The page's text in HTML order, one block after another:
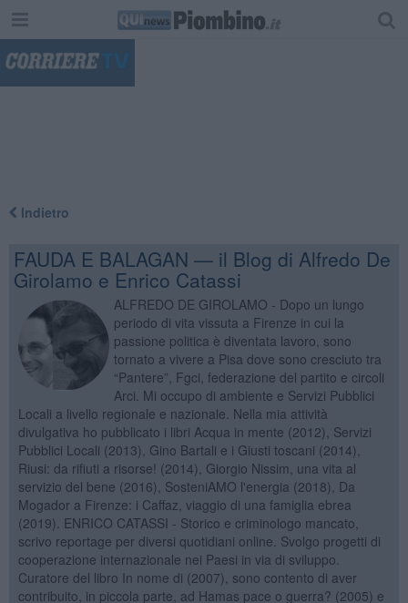
Indietro
FAUDA E BALAGAN — il Blog di Alfredo De
Girolamo e Enrico Catassi
ALFREDO DE GIROLAMO - Dopo un lungo
periodo di vita vissuta a Firenze in cui la
passione politica è diventata lavoro, sono
tornato a vivere a Pisa dove sono cresciuto tra
“Pantere”, Fgci, federazione del partito e circoli
Arci. Mi occupo di ambiente e Servizi Pubblici
Locali a livello regionale e nazionale. Nella mia attività
divulgativa ho pubblicato i libri Acqua in mente (2012), Servizi
Pubblici Locali (2013), Gino Bartali e i Giusti toscani (2014),
Riusi: da rifiuti a risorse! (2014), Giorgio Nissim, una vita al
servizio del bene (2016), SosteniAMO l'energia (2018), Da
Mogador a Firenze: i Caffaz, viaggio di una famiglia ebrea
(2019). ENRICO CATASSI - Storico e criminologo mancato,
scrivo reportage per diversi quotidiani online. Svolgo progetti di
cooperazione internazionale nei Paesi in via di sviluppo.
Curatore del libro In nome di (2007), sono contento di aver
contribuito, in piccola parte, ad Hamas pace o guerra? (2005) e